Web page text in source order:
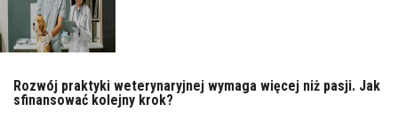
Rozwój praktyki weterynaryjnej wymaga więcej niż pasji. Jak
sfinansować kolejny krok?